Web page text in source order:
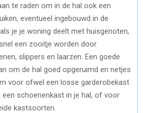
te raden om in de hal ook een
eventueel ingebouwd in de
je je woning deelt met huisgenoten,
een zooitje worden door
slippers en laarzen. Een goede
om de hal goed opgeruimd en netjes
voor ofwel een losse garderobekast
een schoenenkast in je hal, of voor
kastsoorten.